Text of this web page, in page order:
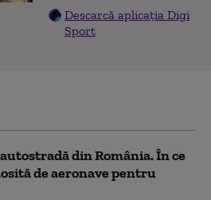
Descarcă aplicația Digi
Sport
din România. În ce
de aeronave pentru